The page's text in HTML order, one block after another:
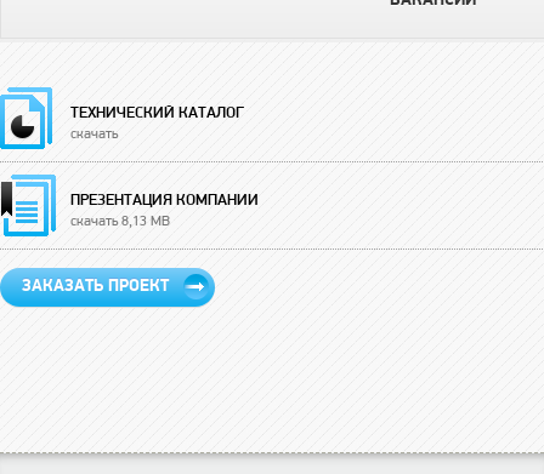
ТЕХНИЧЕСКИЙ КАТАЛОГ
скачать
ПРЕЗЕНТАЦИЯ КОМПАНИИ
скачать 8,13 MB
ЗАКАЗАТЬ ПРОЕКТ